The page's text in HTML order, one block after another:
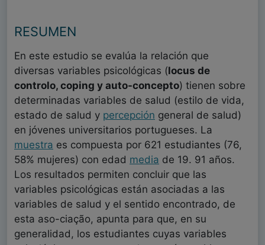
RESUMEN
En este estudio se evalúa la relación que
diversas variables psicológicas (locus de
controlo, coping y auto-concepto) tienen sobre
determinadas variables de salud (estilo de vida,
estado de salud y percepción general de salud)
en jóvenes universitarios portugueses. La
muestra es compuesta por 621 estudiantes (76,
58% mujeres) con edad media de 19. 91 años.
Los resultados permiten concluir que las
variables psicológicas están asociadas a las
variables de salud y el sentido encontrado, de
esta aso-ciação, apunta para que, en su
generalidad, los estudiantes cuyas variables